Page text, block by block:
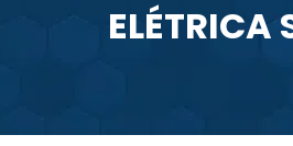
ELÉTRICA